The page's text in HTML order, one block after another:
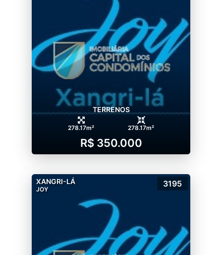
TERRENOS
278.17m² 278.17m²
R$ 350.000
XANGRI-LÁ
JOY
3195